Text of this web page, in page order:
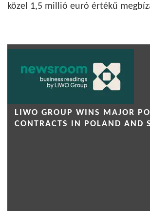
közel 1,5 millió euró értékű
LIWO GROUP WINS MAJOR
CONTRACTS IN POLAND AND